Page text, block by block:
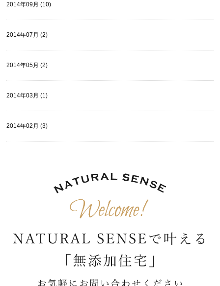
2014年09月 (10)
2014年07月 (2)
2014年05月 (2)
2014年03月 (1)
2014年02月 (3)